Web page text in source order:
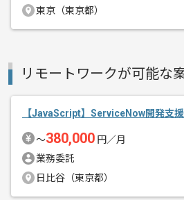
基本的に
東京（東京都）
リモートワークが可能な
【JavaScript】ServiceNow開発支
〜380,000 円／月
業務委託
日比谷（東京都）